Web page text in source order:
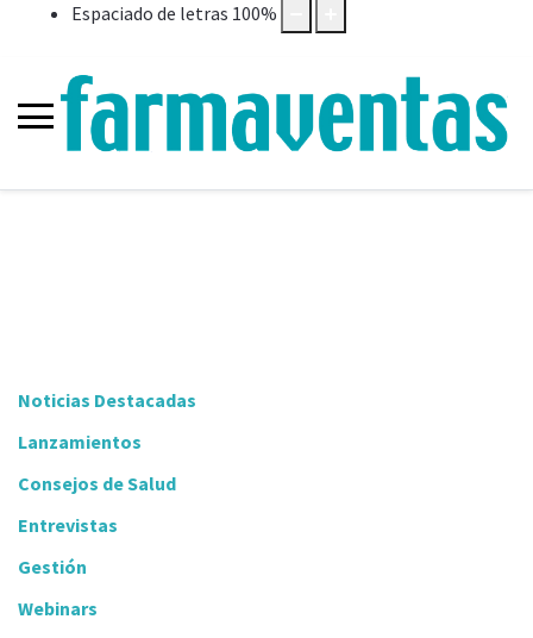
Espaciado de letras 100%
Noticias Destacadas
Lanzamientos
Consejos de Salud
Entrevistas
Gestión
Webinars